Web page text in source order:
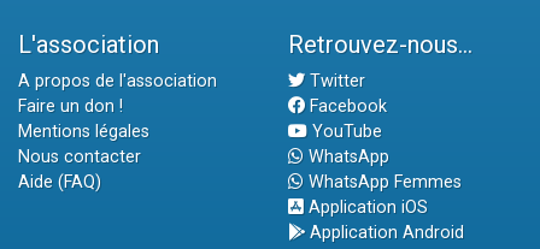
L'association
A propos de l'association
Faire un don !
Mentions légales
Nous contacter
Aide (FAQ)
Retrouvez-nous...
Twitter
Facebook
YouTube
WhatsApp
WhatsApp Femmes
Application iOS
Application Android